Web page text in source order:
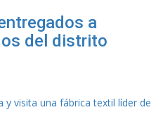
a
del distrito